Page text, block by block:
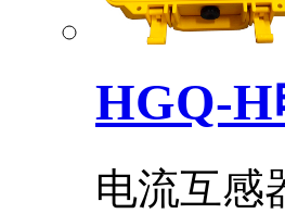
HGQ-H
电流互感